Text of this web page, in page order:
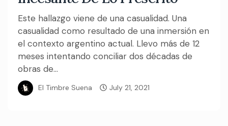
Este hallazgo viene de una casualidad. Una
casualidad como resultado de una inmersión en
el contexto argentino actual. Llevo más de 12
meses intentando conciliar dos décadas de
obras de...
El Timbre Suena July 21, 2021